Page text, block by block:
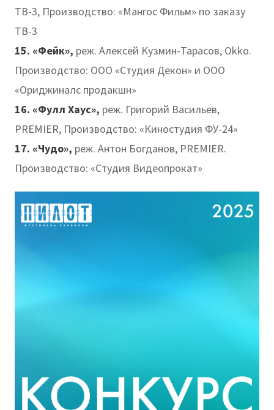
ТВ-3, Производство: «Мангос Фильм» по заказу
ТВ-3
15. «Фейк», реж. Алексей Кузмин-Тарасов, Okko.
Производство: ООО «Студия Декон» и ООО
«Ориджиналс продакшн»
16. «Фулл Хаус», реж. Григорий Васильев,
PREMIER, Производство: «Киностудия ФУ-24»
17. «Чудо», реж. Антон Богданов, PREMIER.
Производство: «Студия Видеопрокат»